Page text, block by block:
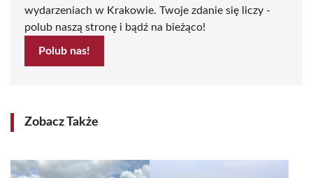
wydarzeniach w Krakowie. Twoje zdanie się liczy -
polub naszą stronę i bądź na bieżąco!
Polub nas!
Zobacz Także